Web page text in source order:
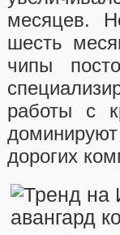
месяцев.
шесть
чипы
работы с
дорогих